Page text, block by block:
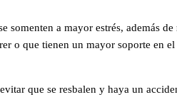
somenten a mayor estrés, además
o que tienen un mayor soporte en
que se resbalen y haya un